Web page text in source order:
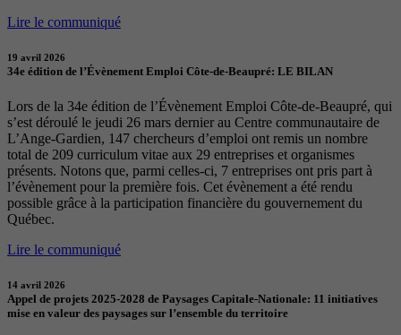
Lire le communiqué
19 avril 2026
34e édition de l’Évènement Emploi Côte-de-Beaupré: LE BILAN
Lors de la 34e édition de l’Évènement Emploi Côte-de-Beaupré, qui
s’est déroulé le jeudi 26 mars dernier au Centre communautaire de
L’Ange-Gardien, 147 chercheurs d’emploi ont remis un nombre
total de 209 curriculum vitae aux 29 entreprises et organismes
présents. Notons que, parmi celles-ci, 7 entreprises ont pris part à
l’évènement pour la première fois. Cet évènement a été rendu
possible grâce à la participation financière du gouvernement du
Québec.
Lire le communiqué
14 avril 2026
Appel de projets 2025-2028 de Paysages Capitale-Nationale: 11 initiatives
mise en valeur des paysages sur l’ensemble du territoire